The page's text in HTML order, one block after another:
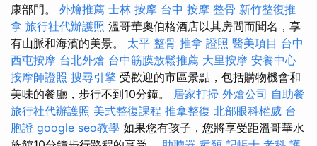
康部門。 外燴推薦 士林 按摩 台中 按摩 整骨 新竹整復推
拿 旅行社代辦護照 溫哥華奧伯格酒店以其房間而聞名，享
有山脈和海濱的美景。 太平 整骨 推拿 證照 醫美項目 台中
西屯按摩 台北外燴 台中筋膜放鬆推薦 大里按摩 安養中心
按摩師證照 搜尋引擎 受歡迎的市區景點，包括購物機會和
美味的餐廳，步行不到10分鐘。 居家打掃 外燴公司 自助餐
旅行社代辦護照 美式整復課程 推拿整復 北部眼科權威 台
胞證 google seo教學 如果您有孩子，您將享受距溫哥華水